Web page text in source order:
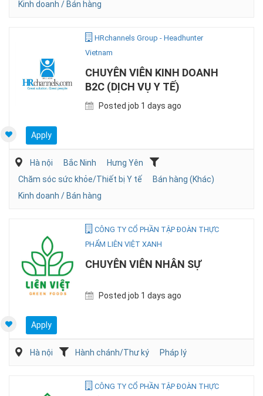
Kinh doanh / Bán hàng
HRchannels Group - Headhunter
Vietnam
CHUYÊN VIÊN KINH DOANH
B2C (DỊCH VỤ Y TẾ)
Posted job 1 days ago
Apply
Hà nội Bắc Ninh
Hưng Yên
Chăm sóc sức khỏe/Thiết bị Y tế
Bán hàng (Khác)
Kinh doanh / Bán hàng
CÔNG TY CỔ PHẦN TẬP ĐOÀN THỰC
PHẨM LIÊN VIỆT XANH
CHUYÊN VIÊN NHÂN SỰ
Posted job 1 days ago
Apply
Hà nội Hành chánh/Thư ký Pháp lý
CÔNG TY CỔ PHẦN TẬP ĐOÀN THỰC